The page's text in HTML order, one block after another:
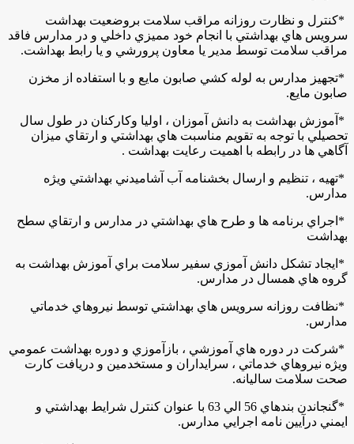
*كنترل و نظارت روزانه مراقب سلامت بروضعيت بهداشت
سرويس هاي بهداشتي با انجام خود مميزي داخلي و در مدارس فاقد
مراقب سلامت توسط مدير يا معاون پرورشي و يا رابط بهداشت.
*تجهيز مدارس به لوله كشي صابون مايع و با استفاده از مخزن
صابون مايع.
* آموزش بهداشت به دانش آموزان ، اوليا وكاركنان در طول سال
تحصيلي با توجه به تقويم مناسبت هاي بهداشتي و ارتقاي ميزان
آگاهي ها در رابطه با اهميت رعايت بهداشت .
*تهيه ، تنظيم و ارسال بخشنامه آب آشاميدني بهداشتي ويژه
مدارس.
* اجراي برنامه ها و طرح هاي بهداشتي در مدارس و ارتقاي سطح
بهداشت
* ايجاد تشكل دانش آموزي سفير سلامت براي آموزش بهداشت به
گروه هاي همسال در مدارس.
*نظافت روزانه سرويس هاي بهداشتي توسط نيروهاي خدماتي
مدارس.
*شركت در دوره هاي آموزشي ، بازآموزي و دوره بهداشت عمومي
ويژه نيروهاي خدماتي ، سرايداران و مستخدمين و دريافت كارت
صحت سلامت ساليانه.
*
گنجاندن بندهاي 56 الي 63 با عنوان كنترل شرايط بهداشتي و
ايمني درآيين نامه اجرايي مدارس.